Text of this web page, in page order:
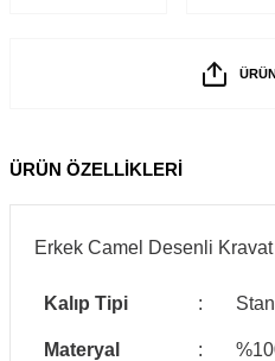
ÜRÜN ÖZELLİKLERİ
Erkek Camel Desenli
Kalıp Tipi :
Materyal :